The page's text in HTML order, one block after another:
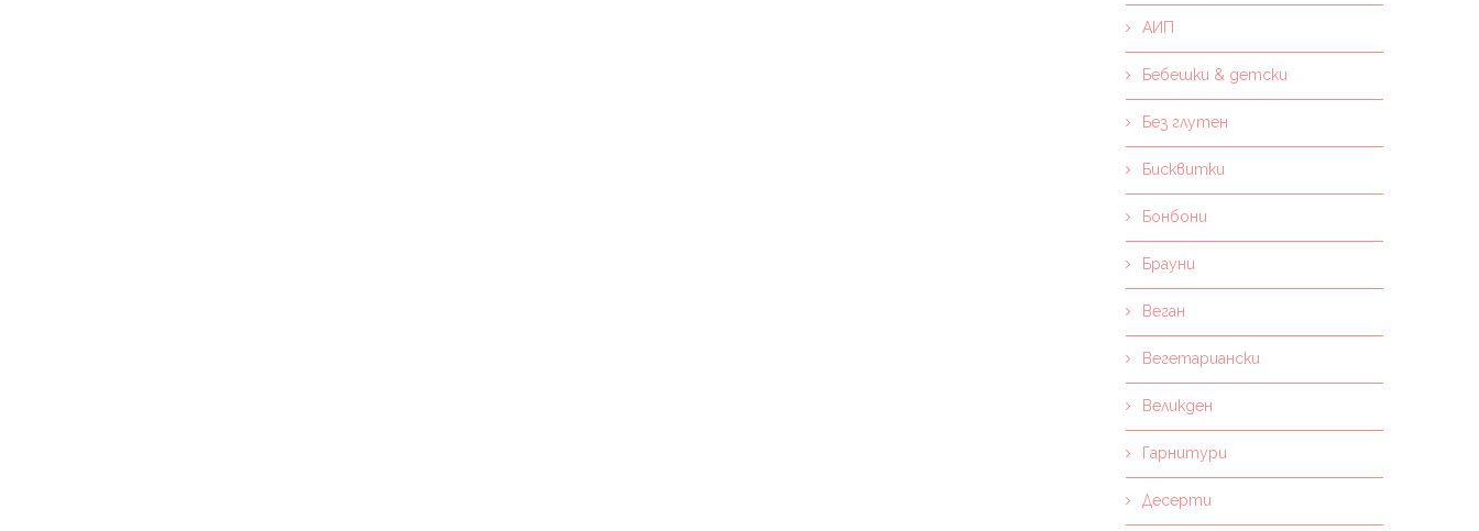
АИП
Бебешки & детски
Без глутен
Бисквитки
Бонбони
Брауни
Веган
Вегетариански
Великден
Гарнитури
Десерти